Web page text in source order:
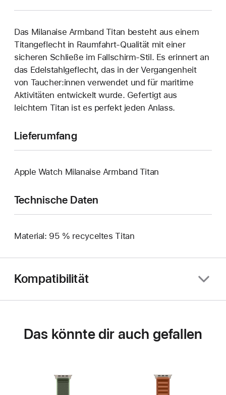
Das Milanaise Armband Titan besteht aus einem
Titangeflecht in Raumfahrt-Qualität mit einer
sicheren Schließe im Fallschirm-Stil. Es erinnert an
das Edelstahlgeflecht, das in der Vergangenheit
von Taucher:innen verwendet und für maritime
Aktivitäten entwickelt wurde. Gefertigt aus
leichtem Titan ist es perfekt jeden Anlass.
Lieferumfang
Apple Watch Milanaise Armband Titan
Technische Daten
Material: 95 % recyceltes Titan
Kompatibilität
Das könnte dir auch gefallen